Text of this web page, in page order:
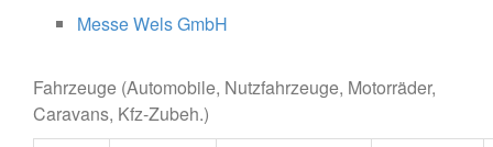
Messe Wels GmbH
Fahrzeuge (Automobile, Nutzfahrzeuge, Motorräder,
Caravans, Kfz-Zubeh.)